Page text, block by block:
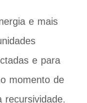
e mais
e para
momento de
recursividade.